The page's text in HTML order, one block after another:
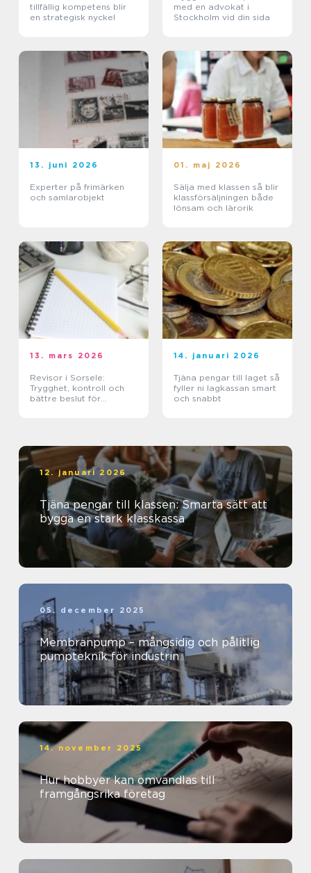
tillfällig kompetens blir
en strategisk nyckel
med en advokat i
Stockholm vid din sida
13. juni 2026
Experter på frimärken
och samlarobjekt
01. maj 2026
Sälja med klassen så blir
klassförsäljningen både
lönsam och lärorik
13. mars 2026
Revisor i Sorsele:
Trygghet, kontroll och
bättre beslut för
14. januari 2026
Tjäna pengar till laget så
fyller ni lagkassan smart
och snabbt
12. januari 2026
Tjäna pengar till klassen: Smarta sätt att
bygga en stark klasskassa
05. december 2025
Membranpump – mångsidig och pålitlig
pumpteknik för industrin
14. november 2025
Hur hobbyer kan omvandlas till
framgångsrika företag